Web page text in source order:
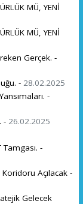
MÜ, YENİ
MÜ, YENİ
Gerçek. -
- 28.02.2025
-
- 26.02.2025
Tamgası. -
Açılacak -
Gelecek